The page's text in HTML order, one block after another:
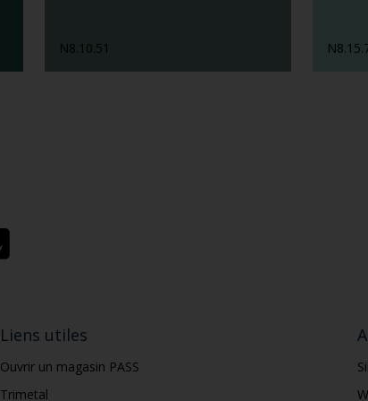
N8.10.51
Liens utiles
Ouvrir un magasin PASS
Trimetal